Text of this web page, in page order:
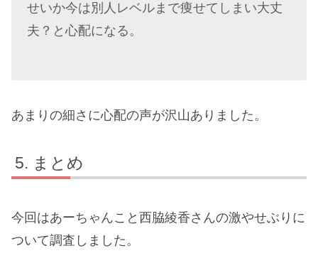
せいか今は別人レベルまで痩せてしまい大丈
夫？と心配になる。
あまりの細さに心配の声が沢山ありました。
まとめ
今回はあーちゃんこと西脇綾香さんの激やせぶりに
ついて調査しました。